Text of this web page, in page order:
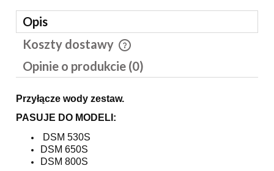
Opis
Koszty dostawy
Cena nie zawiera ewentualnych kosztów płatności
Opinie o produkcie (0)
Przyłącze wody zestaw.
PASUJE DO MODELI:
DSM 530S
DSM 650S
DSM 800S